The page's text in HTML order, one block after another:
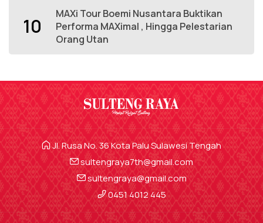
10
MAXi Tour Boemi Nusantara Buktikan
Performa MAXimal , Hingga Pelestarian
Orang Utan
Jl. Rusa No. 36 Kota Palu Sulawesi Tengah
sultengraya7th@gmail.com
sultengraya@gmail.com
0451 4012 445